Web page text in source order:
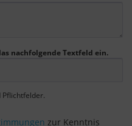
nachfolgende Textfeld ein.
zur Kenntnis
Cookies
Sie können Ihre
ändern, die Sie